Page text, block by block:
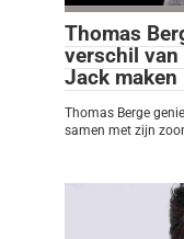
Thomas
verschil van
Jack
Thomas Berge
samen met zijn